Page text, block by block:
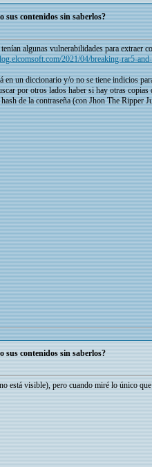
sus contenidos sin saberlos?
algunas vulnerabilidades para
2021/04/breaking-rar5-
un diccionario y/o no se tiene indicios
por otros lados haber si hay otras
de la contraseña (con Jhon The
sus contenidos sin saberlos?
está visible), pero cuando miré lo único